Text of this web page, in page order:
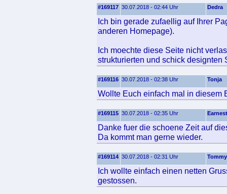
#169117 30.07.2018 - 02:44 Uhr Dedra
Ich bin gerade zufaellig auf Ihrer
anderen Homepage).
Ich moechte diese Seite nicht
strukturierten und schick designten
#169116 30.07.2018 - 02:38 Uhr Tonja
Wollte Euch einfach mal in diesem
#169115 30.07.2018 - 02:35 Uhr Earnest
Danke fuer die schoene Zeit auf
Da kommt man gerne wieder.
#169114 30.07.2018 - 02:31 Uhr Tommy
Ich wollte einfach einen netten
gestossen.